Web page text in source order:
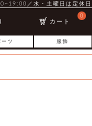
／水・土曜日は定休日
0
カート
ーツ 服飾